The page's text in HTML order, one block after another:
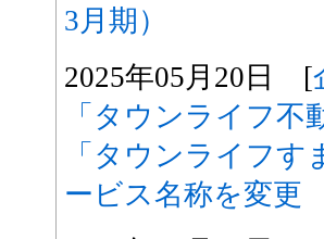
3月期）
2025年05月20日 [
「タウンライフ不
「タウンライフ
ービス名称を変更